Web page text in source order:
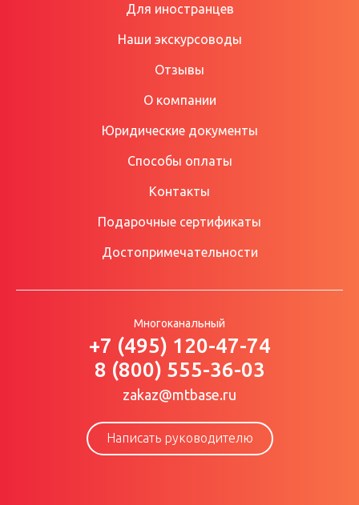
Для иностранцев
Наши экскурсоводы
Отзывы
О компании
Юридические документы
Способы оплаты
Контакты
Подарочные сертификаты
Достопримечательности
Многоканальный
+7 (495) 120-47-74
8 (800) 555-36-03
zakaz@mtbase.ru
Написать руководителю